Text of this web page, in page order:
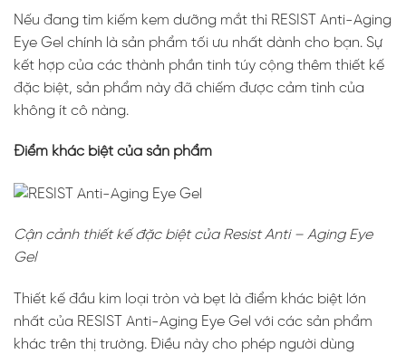
Nếu đang tìm kiếm kem dưỡng mắt thì RESIST Anti-Aging
Eye Gel chính là sản phẩm tối ưu nhất dành cho bạn. Sự
kết hợp của các thành phần tinh túy cộng thêm thiết kế
đặc biệt, sản phẩm này đã chiếm được cảm tình của
không ít cô nàng.
Điểm khác biệt của sản phẩm
Cận cảnh thiết kế đặc biệt của Resist Anti – Aging Eye
Gel
Thiết kế đầu kim loại tròn và bẹt là điểm khác biệt lớn
nhất của RESIST Anti-Aging Eye Gel với các sản phẩm
khác trên thị trường. Điều này cho phép người dùng